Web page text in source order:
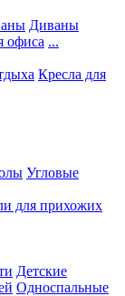
Диваны
офиса ...
Кресла для
Угловые
для прихожих
Детские
Односпальные